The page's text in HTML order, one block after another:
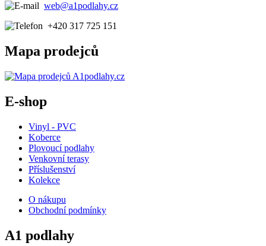
web@a1podlahy.cz
+420 317 725 151
Mapa prodejců
E-shop
Vinyl - PVC
Koberce
Plovoucí podlahy
Venkovní terasy
Příslušenství
Kolekce
O nákupu
Obchodní podmínky
A1 podlahy